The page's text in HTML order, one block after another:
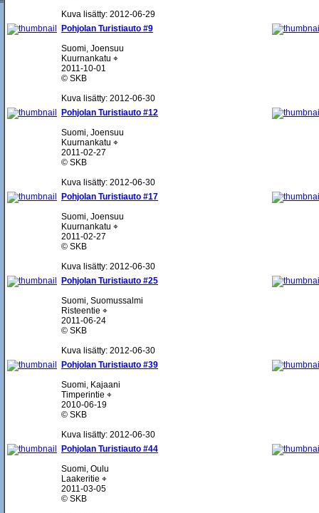
Kuva lisätty: 2012-06-29
Pohjolan Turistiauto #9
Suomi, Joensuu
Kuurnankatu ⌖
2011-10-01
© SKB
Kuva lisätty: 2012-06-30
Pohjolan Turistiauto #12
Suomi, Joensuu
Kuurnankatu ⌖
2011-02-27
© SKB
Kuva lisätty: 2012-06-30
Pohjolan Turistiauto #17
Suomi, Joensuu
Kuurnankatu ⌖
2011-02-27
© SKB
Kuva lisätty: 2012-06-30
Pohjolan Turistiauto #25
Suomi, Suomussalmi
Risteentie ⌖
2011-06-24
© SKB
Kuva lisätty: 2012-06-30
Pohjolan Turistiauto #39
Suomi, Kajaani
Timperintie ⌖
2010-06-19
© SKB
Kuva lisätty: 2012-06-30
Pohjolan Turistiauto #44
Suomi, Oulu
Laakeritie ⌖
2011-03-05
© SKB